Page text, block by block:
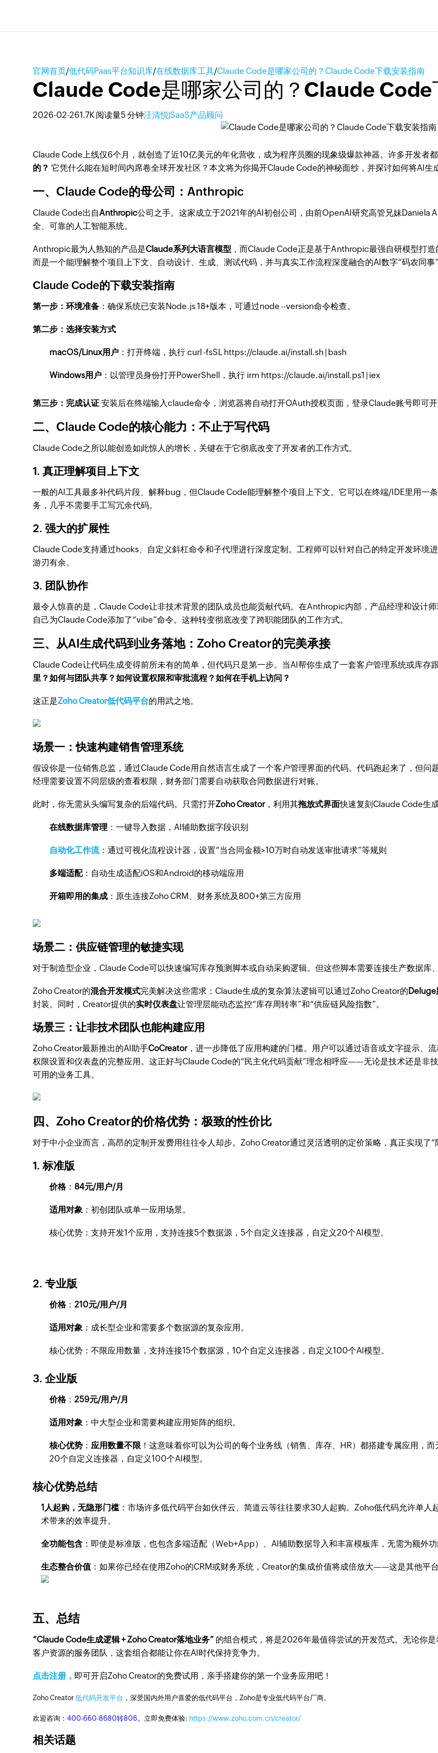
官网首页/低代码Paas平台知识库/在线数据库工具/Claude Code是哪家公司的？Claude Code下载安装指南
Claude Code是哪家公司的？Claude Code
2026-02-261.7K 阅读量5 分钟汪清悦|SaaS产品顾问
Claude Code上线仅6个月，就创造了近10亿美元的年化营收，成为程序员圈的现象级爆款神器。许多开发者都
的？ 它凭什么能在短时间内席卷全球开发社区？本文将为你揭开Claude Code的神秘面纱，并探讨如何将AI生
一、Claude Code的母公司：Anthropic
Claude Code出自Anthropic公司之手。这家成立于2021年的AI初创公司，由前OpenAI研究高管兄妹Daniela
全、可靠的人工智能系统。
Anthropic最为人熟知的产品是Claude系列大语言模型 ，而Claude Code正是基于Anthropic最强自研模型打
而是一个能理解整个项目上下文、自动设计、生成、测试代码，并与真实工作流程深度融合的AI数字“码农同事”
Claude Code的下载安装指南
第一步：环境准备 ：确保系统已安装Node.js 18+版本，可通过node --version命令检查。
第二步：选择安装方式
macOS/Linux用户 ：打开终端，执行curl -fsSL https://claude.ai/install.sh | bash
Windows用户 ：以管理员身份打开PowerShell，执行 irm https://claude.ai/install.ps1 | iex
第三步：完成认证 安装后在终端输入claude命令，浏览器将自动打开OAuth授权页面，登录Claude账号即可开
二、Claude Code的核心能力：不止于写代码
Claude Code之所以能创造如此惊人的增长，关键在于它彻底改变了开发者的工作方式。
1. 真正理解项目上下文
一般的AI工具最多补代码片段、解释bug，但Claude Code能理解整个项目上下文。它可以在终端/IDE里用一
务，几乎不需要手工写冗余代码。
2. 强大的扩展性
Claude Code支持通过hooks、自定义斜杠命令和子代理进行深度定制。工程师可以针对自己的特定开发环境
游刃有余。
3. 团队协作
最令人惊喜的是，Claude Code让非技术背景的团队成员也能贡献代码。在Anthropic内部，产品经理和设计
自己为Claude Code添加了“vibe”命令。这种转变彻底改变了跨职能团队的工作方式。
三、从AI生成代码到业务落地：Zoho Creator的完美承接
Claude Code让代码生成变得前所未有的简单，但代码只是第一步。当AI帮你生成了一套客户管理系统或库存
里？如何与团队共享？如何设置权限和审批流程？如何在手机上访问？
这正是Zoho Creator低代码平台的用武之地。
场景一：快速构建销售管理系统
假设你是一位销售总监，通过Claude Code用自然语言生成了一个客户管理界面的代码。代码跑起来了，但问
经理需要设置不同层级的查看权限，财务部门需要自动获取合同数据进行对账。
此时，你无需从头编写复杂的后端代码。只需打开Zoho Creator，利用其拖放式界面快速复刻Claude Code生
在线数据库管理 ：一键导入数据，AI辅助数据字段识别
自动化工作流：通过可视化流程设计器，设置“当合同金额>10万时自动发送审批请求”等规则
多端适配：自动生成适配iOS和Android的移动端应用
开箱即用的集成 ：原生连接Zoho CRM、财务系统及800+第三方应用
场景二：供应链管理的敏捷实现
对于制造型企业，Claude Code可以快速编写库存预测脚本或自动采购逻辑。但这些脚本需要连接生产数据库
Zoho Creator的混合开发模式完美解决这些需求：Claude生成的复杂算法逻辑可以通过Zoho Creator的 Deluge
封装。同时，Creator提供的实时仪表盘让管理层能动态监控“库存周转率”和“供应链风险指数”。
场景三：让非技术团队也能构建应用
Zoho Creator最新推出的AI助手CoCreator，进一步降低了应用构建的门槛。用户可以通过语音或文字提示、
权限设置和仪表盘的完整应用。这正好与Claude Code的“民主化代码贡献”理念相呼应——无论是技术还是非
可用的业务工具。
四、Zoho Creator的价格优势：极致的性价比
对于中小企业而言，高昂的定制开发费用往往令人却步。Zoho Creator通过灵活透明的定价策略，真正实现了“
1. 标准版
价格： 84元/用户/月
适用对象 ：初创团队或单一应用场景。
核心优势：支持开发1个应用，支持连接5个数据源，5个自定义连接器，自定义20个AI模型。
2. 专业版
价格：210元/用户/月
适用对象 ：成长型企业和需要多个数据源的复杂应用。
核心优势：不限应用数量，支持连接15个数据源，10个自定义连接器，自定义100个AI模型。
3. 企业版
价格：259元/用户/月
适用对象 ：中大型企业和需要构建应用矩阵的组织。
核心优势 ：应用数量不限 ！这意味着你可以为公司的每个业务线（销售、库存、HR）都搭建专属应用，
20个自定义连接器，自定义100个AI模型。
核心优势总结
1人起购，无隐形门槛：市场许多低代码平台如伙伴云、简道云等往往要求30人起购。Zoho低代码允许单人
术带来的效率提升。
全功能包含 ：即使是标准版，也包含多端适配（Web+App）、AI辅助数据导入和丰富模板库，无需为额外功
生态整合价值 ：如果你已经在使用Zoho的CRM或财务系统，Creator的集成价值将成倍放大——这是其他平
五、总结
“Claude Code生成逻辑 + Zoho Creator落地业务” 的组合模式，将是2026年最值得尝试的开发范式。无论你
客户资源的服务团队，这套组合都能让你在AI时代保持竞争力。
点击注册， 即可开启Zoho Creator的免费试用，亲手搭建你的第一个业务应用吧！
Zoho Creator低代码开发平台 ，深受国内外用户喜爱的低代码平台，Zoho是专业低代码平台厂商。
欢迎咨询：400-660-8680转806。立即免费体验: https://www.zoho.com.cn/creator/
相关话题